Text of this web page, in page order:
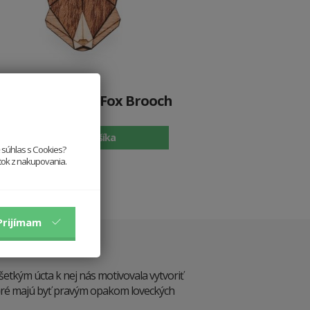
Drevená brošňa Fox Brooch
Vložiť do košíka
úcta k nej nás motivovala vytvoriť
majú byť pravým opakom loveckých
s Cookies?
z nakupovania.